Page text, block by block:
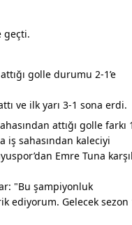
geçti.
golle durumu 2-1’e
ve ilk yarı 3-1 sona erdi.
attığı golle farkı
iş sahasından kaleciyi
Emre Tuna
"Bu şampiyonluk
ediyorum. Gelecek sezon